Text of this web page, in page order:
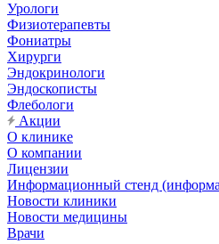
Урологи
Физиотерапевты
Фониатры
Хирурги
Эндокринологи
Эндоскописты
Флебологи
Акции
О клинике
О компании
Лицензии
Информационный стенд
Новости клиники
Новости медицины
Врачи